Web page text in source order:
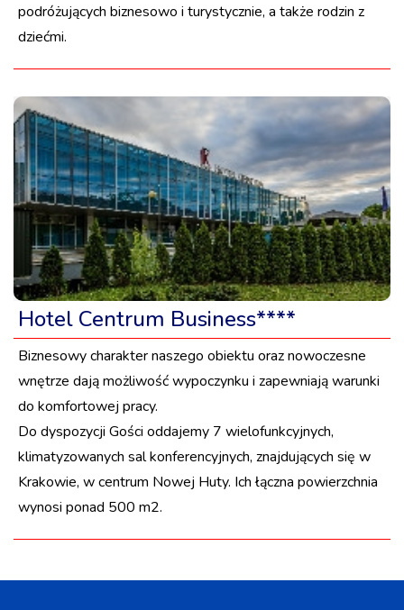
podróżujących biznesowo i turystycznie, a także rodzin z
dziećmi.
Hotel Centrum Business****
Biznesowy charakter naszego obiektu oraz nowoczesne
wnętrze dają możliwość wypoczynku i zapewniają warunki
do komfortowej pracy.
Do dyspozycji Gości oddajemy 7 wielofunkcyjnych,
klimatyzowanych sal konferencyjnych, znajdujących się w
Krakowie, w centrum Nowej Huty. Ich łączna powierzchnia
wynosi ponad 500 m2.